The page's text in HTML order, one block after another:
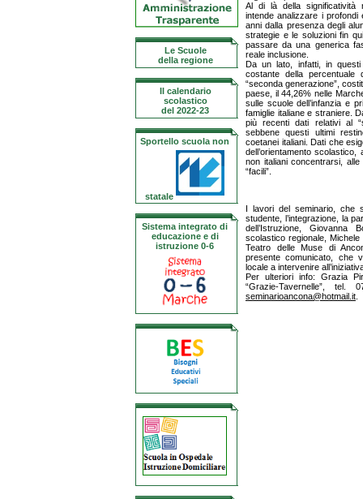
Le Scuole
della regione
Il calendario
scolastico
del 2022-23
Sportello scuola non
statale
Sistema integrato di
educazione e di
istruzione 0-6
Al di là della significatività
intende analizzare i profondi
anni dalla presenza degli
strategie e le soluzioni fin
passare da una generica
reale inclusione.
Da un lato, infatti, in
costante della percentuale
“seconda generazione”,
paese, il 44,26% nelle
sulle scuole dell’infanzia e
famiglie italiane e straniere.
più recenti dati relativi al
sebbene questi ultimi
coetanei italiani. Dati che
dell’orientamento
non italiani concentrarsi,
“facili”.
I lavori del seminario, che
studente, l’integrazione, la
dell’Istruzione, Giovanna
scolastico regionale,
Teatro delle Muse di
presente comunicato, che
locale a intervenire
Per ulteriori info: Grazia
“Grazie-Tavernelle”,
seminarioancona@hotmail.it